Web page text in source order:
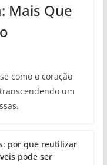
Mais Que
como o coração
um
por que reutilizar
pode ser